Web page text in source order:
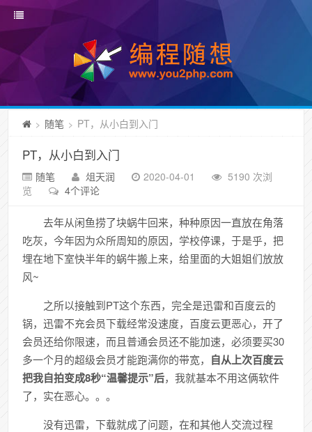
> 随笔 > PT，从小白到入门
PT，从小白到入门
随笔 俎天润 2020-04-01
5190 次浏
览
4个评论
去年从闲鱼捞了块蜗牛回来，种种原因一直放在角落
吃灰，今年因为众所周知的原因，学校停课，于是乎，把
埋在地下室快半年的蜗牛搬上来，给里面的大姐姐们放放
风~
之所以接触到PT这个东西，完全是迅雷和百度云的
锅，迅雷不充会员下载经常没速度，百度云更恶心，开了
会员还给你限速，而且普通会员还不能加速，必须要买30
多一个月的超级会员才能跑满你的带宽， 自从上次百度云
把我自拍变成8秒“温馨提示”后，我就基本不用这俩软件
了，实在恶心。。。
没有迅雷，下载就成了问题，在和其他人交流过程